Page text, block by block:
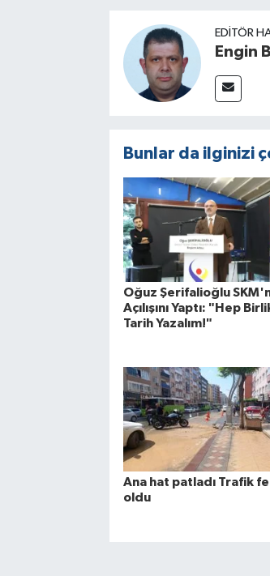
EDITÖR
Engin
Bunlar da ilginizi
Oğuz Şerifalioğlu
Açılışını Yaptı: "Hep
Tarih Yazalım!"
Ana hat patladı Trafik
oldu